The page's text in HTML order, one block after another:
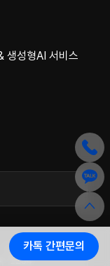
카톡 간편문의
생성형AI 서비스